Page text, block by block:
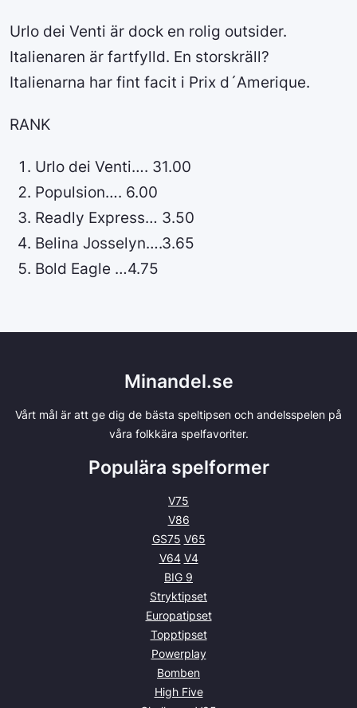
Urlo dei Venti är dock en rolig outsider.
Italienaren är fartfylld. En storskräll?
Italienarna har fint facit i Prix d´Amerique.
RANK
Urlo dei Venti…. 31.00
Populsion…. 6.00
Readly Express… 3.50
Belina Josselyn….3.65
Bold Eagle …4.75
Minandel.se
Vårt mål är att ge dig de bästa speltipsen och andelsspelen på
våra folkkära spelfavoriter.
Populära spelformer
V75
V86
GS75 V65
V64 V4
BIG 9
Stryktipset
Europatipset
Topptipset
Powerplay
Bomben
High Five